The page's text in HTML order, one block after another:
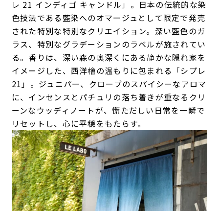
レ 21 インディゴ キャンドル」。日本の伝統的な染
色技法である藍染へのオマージュとして限定で発売
された特別な特別なクリエイション。深い藍色のガ
ラス、特別なグラデーションのラベルが施されてい
る。香りは、深い森の奥深くにある静かな隠れ家を
イメージした、西洋檜の温もりに包まれる「シプレ
21」。ジュニパー、クローブのスパイシーなアロマ
に、インセンスとパチュリの落ち着きが重なるクリ
ーンなウッディノートが、慌ただしい日常を一瞬で
リセットし、心に平穏をもたらす。